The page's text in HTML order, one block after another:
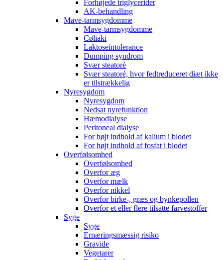
Forhøjede triglycerider
AK-behandling
Mave-tarmsygdomme
Mave-tarmsygdomme
Cøliaki
Laktoseintolerance
Dumping syndrom
Svær steatoré
Svær steatoré, hvor fedtreduceret diæt ikke
er tilstrækkelig
Nyresygdom
Nyresygdom
Nedsat nyrefunktion
Hæmodialyse
Peritoneal dialyse
For højt indhold af kalium i blodet
For højt indhold af fosfat i blodet
Overfølsomhed
Overfølsomhed
Overfor æg
Overfor mælk
Overfor nikkel
Overfor birke-, græs og bynkepollen
Overfor et eller flere tilsatte farvestoffer
Syge
Syge
Ernæringsmæssig risiko
Gravide
Vegetarer